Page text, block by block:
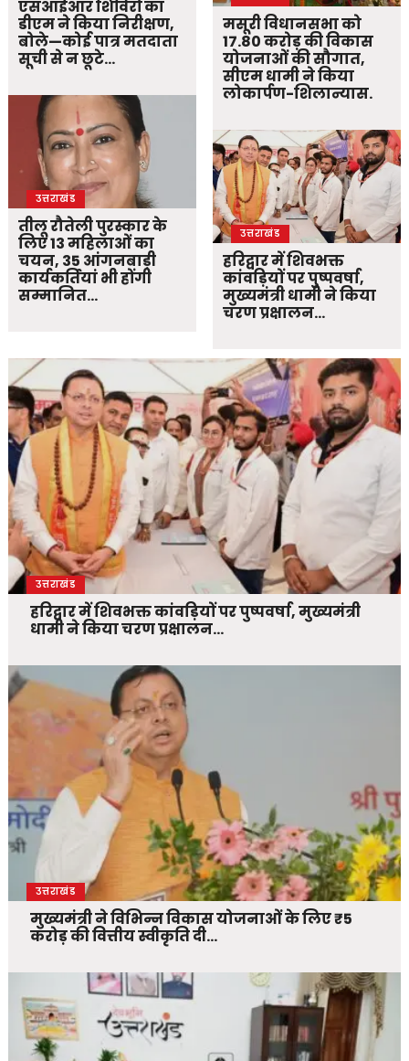
एसआईआर शिविरों का
डीएम ने किया निरीक्षण,
बोले—कोई पात्र मतदाता
सूची से न छूटे…
उत्तराखंड
तीलू रौतेली पुरस्कार के
लिए 13 महिलाओं का
चयन, 35 आंगनबाड़ी
कार्यकर्तियां भी होंगी
सम्मानित…
मसूरी विधानसभा को
17.80 करोड़ की विकास
योजनाओं की सौगात,
सीएम धामी ने किया
लोकार्पण-शिलान्यास.
उत्तराखंड
हरिद्वार में शिवभक्त
कांवड़ियों पर पुष्पवर्षा,
मुख्यमंत्री धामी ने किया
चरण प्रक्षालन…
उत्तराखंड
हरिद्वार में शिवभक्त कांवड़ियों पर पुष्पवर्षा, मुख्यमंत्री
धामी ने किया चरण प्रक्षालन…
उत्तराखंड
मुख्यमंत्री ने विभिन्न विकास योजनाओं के लिए ₹5
करोड़ की वित्तीय स्वीकृति दी…